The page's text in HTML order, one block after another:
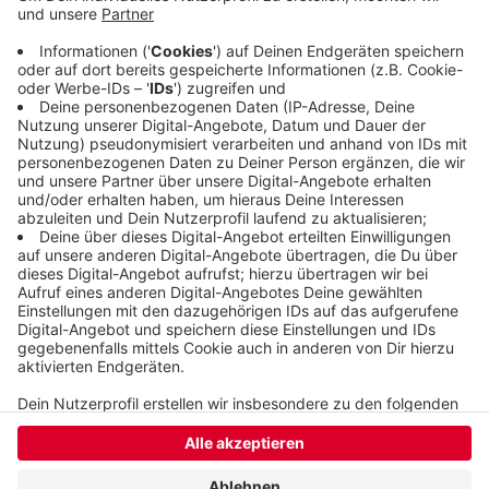
zahlen müssen, über die genaue Höhe wird noch
entschieden. Tessa Ganserer ist Mitglied der
Grünen und hat 2018 ihre Transidentität öffentlich
gemacht.
Veröffentlicht:Mittwoch, 15.02.2023 15:08
Anzeige
Anzeige